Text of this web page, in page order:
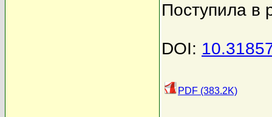
Поступила в
DOI:
PDF (383.2K)